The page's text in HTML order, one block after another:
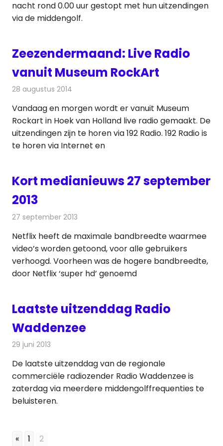
nacht rond 0.00 uur gestopt met hun uitzendingen
via de middengolf.
Zeezendermaand: Live Radio
vanuit Museum RockArt
28 augustus 2014
Vandaag en morgen wordt er vanuit Museum
Rockart in Hoek van Holland live radio gemaakt. De
uitzendingen zijn te horen via 192 Radio. 192 Radio is
te horen via Internet en
Kort medianieuws 27 september
2013
27 september 2013
Netflix heeft de maximale bandbreedte waarmee
video’s worden getoond, voor alle gebruikers
verhoogd. Voorheen was de hogere bandbreedte,
door Netflix ‘super hd’ genoemd
Laatste uitzenddag Radio
Waddenzee
29 juni 2013
De laatste uitzenddag van de regionale
commerciële radiozender Radio Waddenzee is
zaterdag via meerdere middengolffrequenties te
beluisteren.
« 1 2